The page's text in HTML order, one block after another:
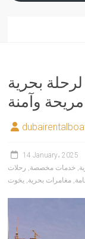
بحرية
مريحة وآمنة
14 January، 2025
, خدمات مخصصة, رحلات
, مغامرات بحرية, يخوت